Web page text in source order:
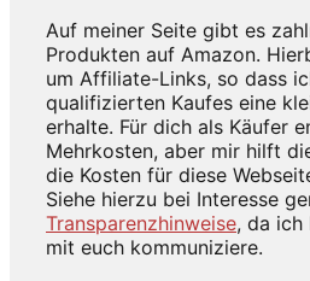
Auf meiner Seite gibt es
Produkten auf Amazon.
um Affiliate-Links, so dass
qualifizierten Kaufes eine
erhalte. Für dich als Käufer
Mehrkosten, aber mir hilft
die Kosten für diese
Siehe hierzu bei Interesse
Transparenzhinweise, da
mit euch kommuniziere.